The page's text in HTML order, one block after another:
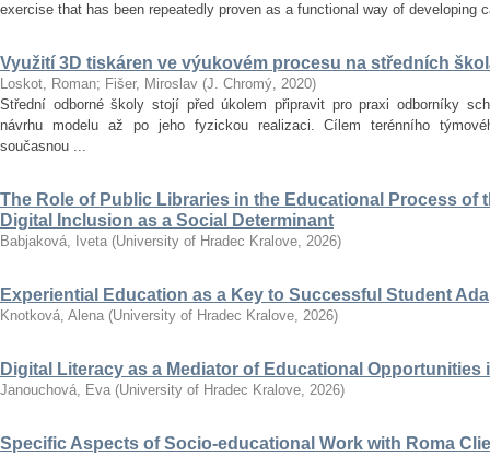
exercise that has been repeatedly proven as a functional way of developing
Využití 3D tiskáren ve výukovém procesu na středních
Loskot, Roman; Fišer, Miroslav (J. Chromý, 2020)
Střední odborné školy stojí před úkolem připravit pro praxi odborníky
návrhu modelu až po jeho fyzickou realizaci. Cílem terénního
současnou ...
The Role of Public Libraries in the Educational Process of
Digital Inclusion as a Social Determinant
Babjaková, Iveta (University of Hradec Kralove, 2026)
Experiential Education as a Key to Successful Student
Knotková, Alena (University of Hradec Kralove, 2026)
Digital Literacy as a Mediator of Educational Opportunities
Janouchová, Eva (University of Hradec Kralove, 2026)
Specific Aspects of Socio-educational Work with Roma